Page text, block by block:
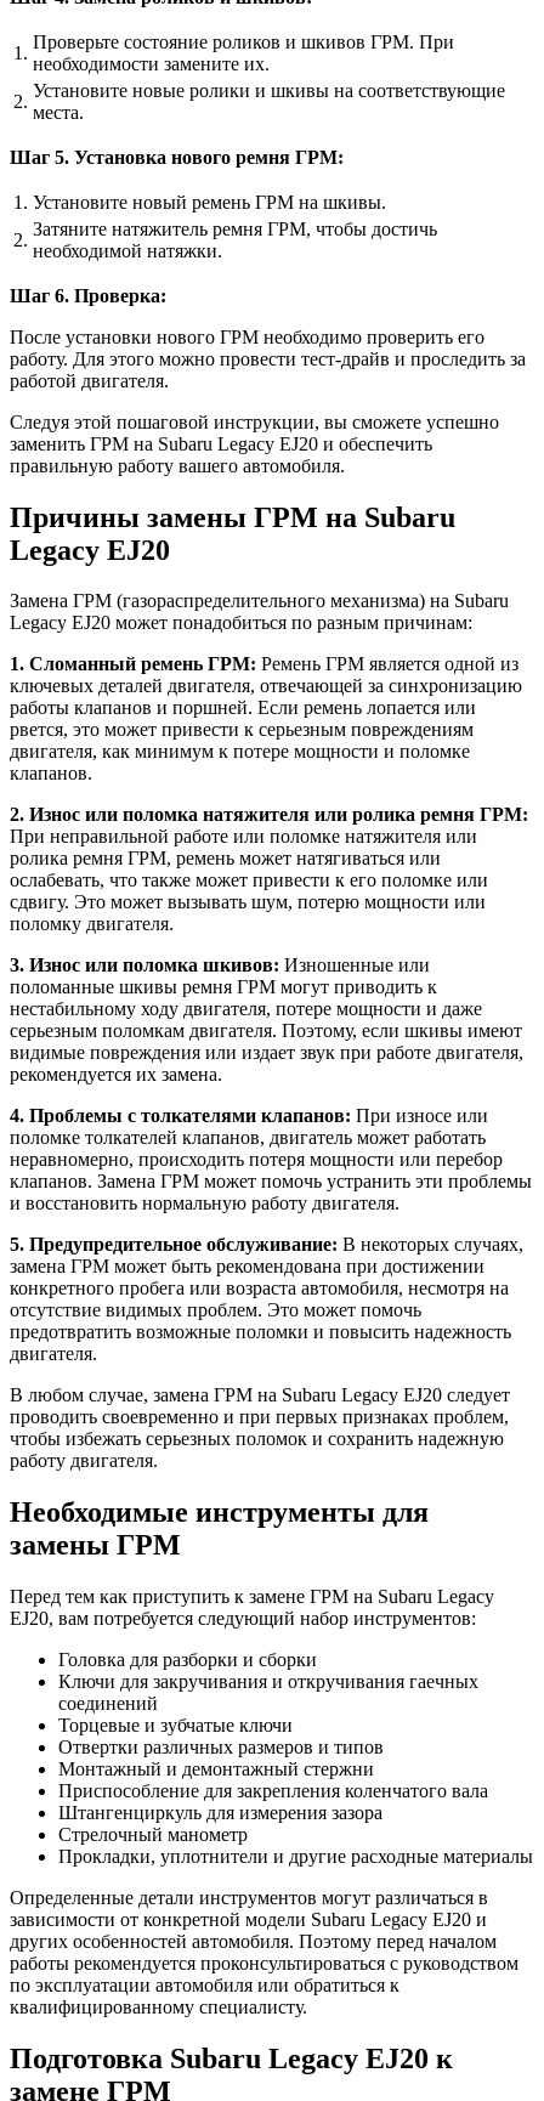
1.
Проверьте состояние роликов и шкивов ГРМ. При
необходимости замените их.
2.
Установите новые ролики и шкивы на соответствующие
места.
Шаг 5. Установка нового ремня ГРМ:
1. Установите новый ремень ГРМ на шкивы.
2.
Затяните натяжитель ремня ГРМ, чтобы достичь
необходимой натяжки.
Шаг 6. Проверка:
После установки нового ГРМ необходимо проверить его
работу. Для этого можно провести тест-драйв и проследить за
работой двигателя.
Следуя этой пошаговой инструкции, вы сможете успешно
заменить ГРМ на Subaru Legacy EJ20 и обеспечить
правильную работу вашего автомобиля.
Причины замены ГРМ на Subaru
Legacy EJ20
Замена ГРМ (газораспределительного механизма) на Subaru
Legacy EJ20 может понадобиться по разным причинам:
1. Сломанный ремень ГРМ: Ремень ГРМ является одной из
ключевых деталей двигателя, отвечающей за синхронизацию
работы клапанов и поршней. Если ремень лопается или
рвется, это может привести к серьезным повреждениям
двигателя, как минимум к потере мощности и поломке
клапанов.
2. Износ или поломка натяжителя или ролика ремня ГРМ:
При неправильной работе или поломке натяжителя или
ролика ремня ГРМ, ремень может натягиваться или
ослабевать, что также может привести к его поломке или
сдвигу. Это может вызывать шум, потерю мощности или
поломку двигателя.
3. Износ или поломка шкивов: Изношенные или
поломанные шкивы ремня ГРМ могут приводить к
нестабильному ходу двигателя, потере мощности и даже
серьезным поломкам двигателя. Поэтому, если шкивы имеют
видимые повреждения или издает звук при работе двигателя,
рекомендуется их замена.
4. Проблемы с толкателями клапанов: При износе или
поломке толкателей клапанов, двигатель может работать
неравномерно, происходить потеря мощности или перебор
клапанов. Замена ГРМ может помочь устранить эти проблемы
и восстановить нормальную работу двигателя.
5. Предупредительное обслуживание: В некоторых случаях,
замена ГРМ может быть рекомендована при достижении
конкретного пробега или возраста автомобиля, несмотря на
отсутствие видимых проблем. Это может помочь
предотвратить возможные поломки и повысить надежность
двигателя.
В любом случае, замена ГРМ на Subaru Legacy EJ20 следует
проводить своевременно и при первых признаках проблем,
чтобы избежать серьезных поломок и сохранить надежную
работу двигателя.
Необходимые инструменты для
замены ГРМ
Перед тем как приступить к замене ГРМ на Subaru Legacy
EJ20, вам потребуется следующий набор инструментов:
Головка для разборки и сборки
Ключи для закручивания и откручивания гаечных
соединений
Торцевые и зубчатые ключи
Отвертки различных размеров и типов
Монтажный и демонтажный стержни
Приспособление для закрепления коленчатого вала
Штангенциркуль для измерения зазора
Стрелочный манометр
Прокладки, уплотнители и другие расходные материалы
Определенные детали инструментов могут различаться в
зависимости от конкретной модели Subaru Legacy EJ20 и
других особенностей автомобиля. Поэтому перед началом
работы рекомендуется проконсультироваться с руководством
по эксплуатации автомобиля или обратиться к
квалифицированному специалисту.
Подготовка Subaru Legacy EJ20 к
замене ГРМ